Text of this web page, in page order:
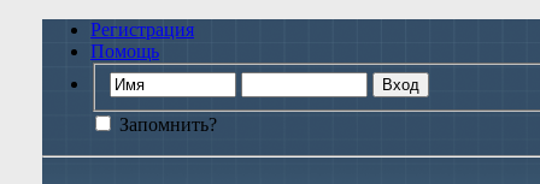
Регистрация
Помощь
Запомнить?